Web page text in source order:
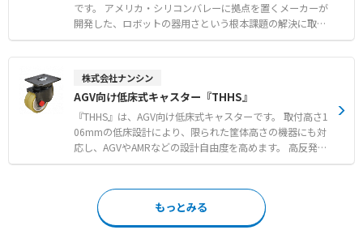
タ脱着の代わりで使える ワイヤレス給電・信号伝送
●リモートパワーサプライシステム AGVへのワイヤレス
充電システム（６００W～２KW）まで可能 モーターや
タートアップをベースとし、お客様に短期間でワイヤレス
給電の試作をご提供し、 初期段階からワイヤレス給電の
機能確認や構造検討、 市場検討の足掛かりとなるような
スタートアップ時には是非ともお問い合わせください。
です。 アメリカ・シリコンバレーに拠点を置くメーカーが
開発した、ロボットの器用さという根本課題の解決に取り
組む高機能な5本指ロボットハンドです。 独自開発の関節
機構や高速アクチュエーション技術を採用し、人間のよう
アルタイム遠隔操作機能を備え、エンボディドAIや現実世
界でのロボティクス活用に適した専用プラットフォームを
提供します。 リンク機構式駆動や腱駆動など、用途に合わ
せた複数のモデルを展開し、優れた耐久性と精密な制御性
を実現します。 【特徴】 ●独自開発の関節機構と高速ア
クチュエーション技術による精緻な作業の実現 ●高度なセ
機構式や腱駆動など用途に合わせて選択可能な複数モデル
の展開 【用途・事例】 ●研究開発や教育機関におけるエ
ンボディドAIの学習および訓練 ●物流や組み立てなどの産
株式会社ナンシン
AGV向け低床式キャスター『THHS』
『THHS』は、AGV向け低床式キャスターです。 取付高さ1
06mmの低床設計により、限られた筐体高さの機器にも対
応し、AGVやAMRなどの設計自由度を高めます。 高反発弾
性のミラクルウレタン車輪と旋回部の二重ベアリング構造
しました。 始動時や走行時のモーターへの負荷を軽減し、
搬送装置の消費電力削減に貢献します。 摩耗や剥離に強い
車輪と連続走行に強い旋回部により、メーカー従来品で発
もっとみる